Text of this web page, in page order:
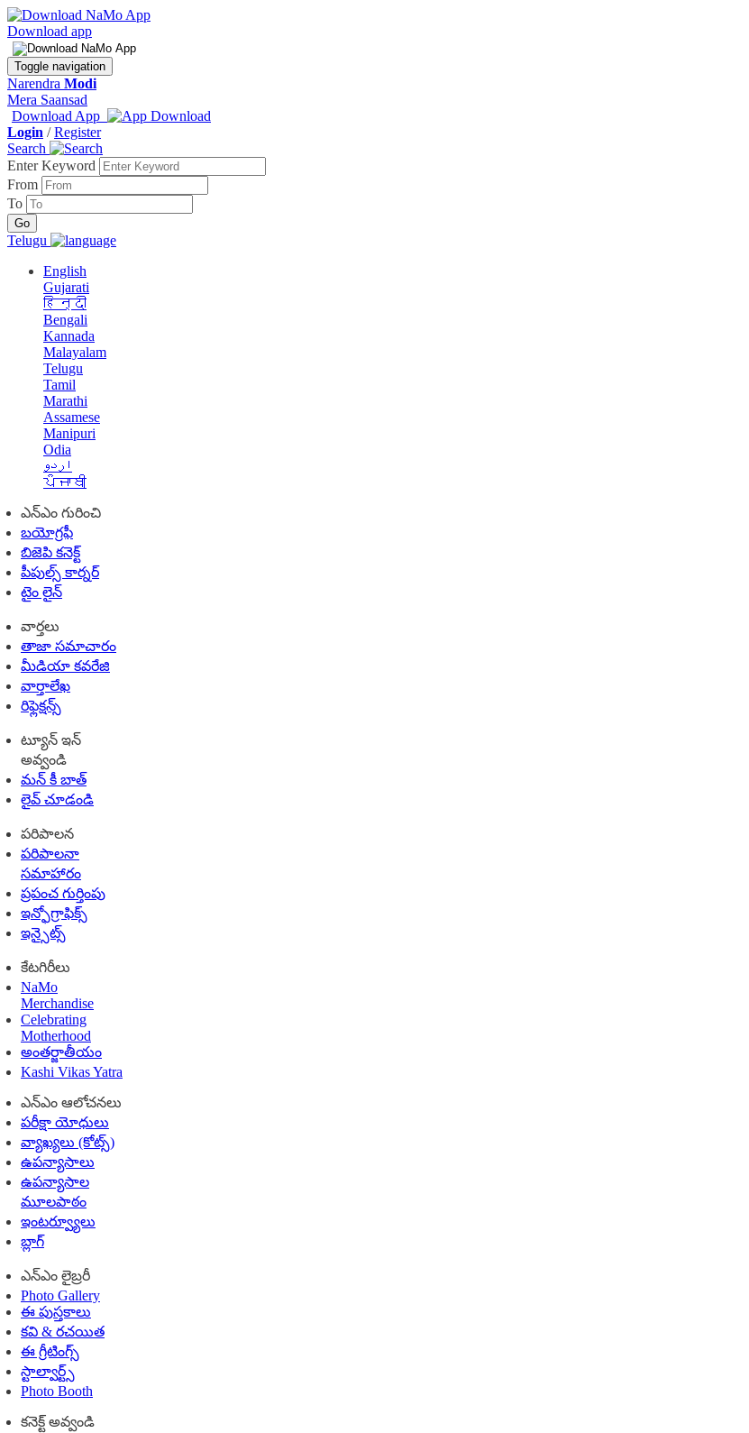
Download app
Toggle navigation
Narendra Modi
Mera Saansad
Download App
Login /Register
Search
Enter Keyword
From
To
Telugu
English
Gujarati
हिन्दी
Bengali
Kannada
Malayalam
Telugu
Tamil
Marathi
Assamese
Manipuri
Odia
اردو
ਪੰਜਾਬੀ
ఎన్ఎం గురించి
బయోగ్రఫీ
బిజెపి కనెక్ట్
పీపుల్స్ కార్నర్
టైం లైన్
వార్తలు
తాజా సమాచారం
మీడియా కవరేజి
వార్తాలేఖ
రిఫ్లెక్షన్స్
ట్యూన్ ఇన్
అవ్వండి
మన్ కీ బాత్
లైవ్ చూడండి
పరిపాలన
పరిపాలనా
సమాహారం
ప్రపంచ గుర్తింపు
ఇన్ఫోగ్రాఫిక్స్
ఇన్సైట్స్
కేటగిరీలు
NaMo
Merchandise
Celebrating
Motherhood
అంతర్జాతీయం
Kashi Vikas Yatra
ఎన్ఎం ఆలోచనలు
పరీక్షా యోధులు
వ్యాఖ్యలు (కోట్స్)
ఉపన్యాసాలు
ఉపన్యాసాల
మూలపాఠం
ఇంటర్వ్యూలు
బ్లాగ్
ఎన్ఎం లైబ్రరీ
Photo Gallery
ఈ పుస్తకాలు
కవి & రచయిత
ఈ గ్రీటింగ్స్
స్టాల్వార్ట్స్
Photo Booth
కనెక్ట్ అవ్వండి